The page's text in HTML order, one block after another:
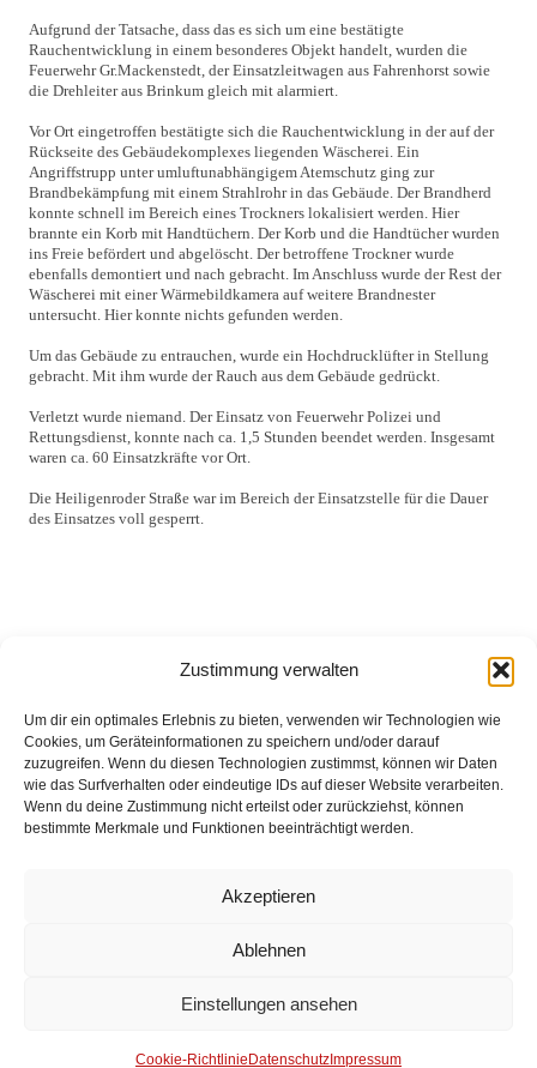
Zustimmung verwalten
Um dir ein optimales Erlebnis zu bieten, verwenden wir Technologien wie
Cookies, um Geräteinformationen zu speichern und/oder darauf
zuzugreifen. Wenn du diesen Technologien zustimmst, können wir Daten
wie das Surfverhalten oder eindeutige IDs auf dieser Website verarbeiten.
Wenn du deine Zustimmung nicht erteilst oder zurückziehst, können
bestimmte Merkmale und Funktionen beeinträchtigt werden.
Akzeptieren
Ablehnen
Einstellungen ansehen
Cookie-Richtlinie Datenschutz Impressum
Aufgrund der Tatsache, dass das es sich um eine bestätigte
Rauchentwicklung in einem besonderes Objekt handelt, wurden die
Feuerwehr Gr.Mackenstedt, der Einsatzleitwagen aus Fahrenhorst sowie
die Drehleiter aus Brinkum gleich mit alarmiert.
Vor Ort eingetroffen bestätigte sich die Rauchentwicklung in der auf der
Rückseite des Gebäudekomplexes liegenden Wäscherei. Ein
Angriffstrupp unter umluftunabhängigem Atemschutz ging zur
Brandbekämpfung mit einem Strahlrohr in das Gebäude. Der Brandherd
konnte schnell im Bereich eines Trockners lokalisiert werden. Hier
brannte ein Korb mit Handtüchern. Der Korb und die Handtücher wurden
ins Freie befördert und abgelöscht. Der betroffene Trockner wurde
ebenfalls demontiert und nach gebracht. Im Anschluss wurde der Rest der
Wäscherei mit einer Wärmebildkamera auf weitere Brandnester
untersucht. Hier konnte nichts gefunden werden.
Um das Gebäude zu entrauchen, wurde ein Hochdrucklüfter in Stellung
gebracht. Mit ihm wurde der Rauch aus dem Gebäude gedrückt.
Verletzt wurde niemand. Der Einsatz von Feuerwehr Polizei und
Rettungsdienst, konnte nach ca. 1,5 Stunden beendet werden. Insgesamt
waren ca. 60 Einsatzkräfte vor Ort.
Die Heiligenroder Straße war im Bereich der Einsatzstelle für die Dauer
des Einsatzes voll gesperrt.
Eingesetzte Kräfte: Feuerwehr Brinkum +++ Feuerwehr
Fahrenhorst +++ Feuerwehr Groß Mackenstedt +++
Feuerwehr Heiligenrode +++ Polizei +++ Rettungsdienst